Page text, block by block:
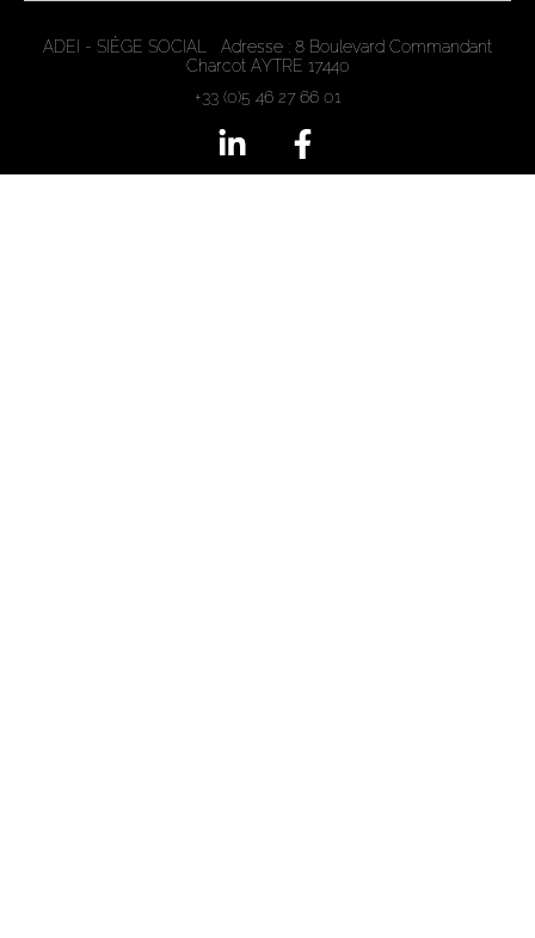
ADEI - SIÈGE SOCIAL Adresse : 8 Boulevard Commandant
Charcot AYTRE 17440
+33 (0)5 46 27 66 01